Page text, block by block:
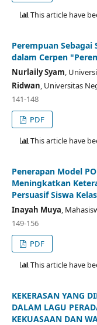
This article have
Perempuan
dalam Cerpen
Nurlaily Syam
Ridwan Universitas
141-148
PDF
This article have
Penerapan Model
Meningkatkan
Persuasif Siswa
Inayah Muya
149-156
PDF
This article have
KEKERASAN YANG
DALAM LAGU
KEKUASAAN DAN